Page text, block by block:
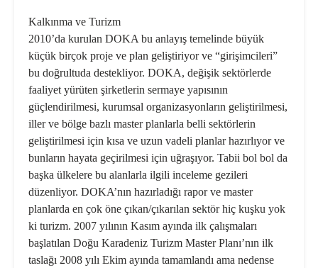
Kalkınma ve Turizm
2010’da kurulan DOKA bu anlayış temelinde büyük
küçük birçok proje ve plan geliştiriyor ve “girişimcileri”
bu doğrultuda destekliyor. DOKA, değişik sektörlerde
faaliyet yürüten şirketlerin sermaye yapısının
güçlendirilmesi, kurumsal organizasyonların geliştirilmesi,
iller ve bölge bazlı master planlarla belli sektörlerin
geliştirilmesi için kısa ve uzun vadeli planlar hazırlıyor ve
bunların hayata geçirilmesi için uğraşıyor. Tabii bol bol da
başka ülkelere bu alanlarla ilgili inceleme gezileri
düzenliyor. DOKA’nın hazırladığı rapor ve master
planlarda en çok öne çıkan/çıkarılan sektör hiç kuşku yok
ki turizm. 2007 yılının Kasım ayında ilk çalışmaları
başlatılan Doğu Karadeniz Turizm Master Planı’nın ilk
taslağı 2008 yılı Ekim ayında tamamlandı ama nedense